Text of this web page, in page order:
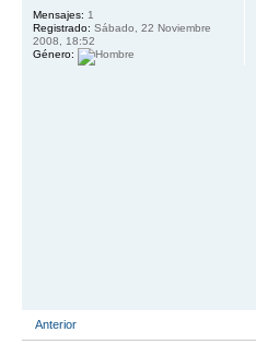
Mensajes: 1
Registrado: Sábado, 22 Noviembre
2008, 18:52
Género:
Anterior